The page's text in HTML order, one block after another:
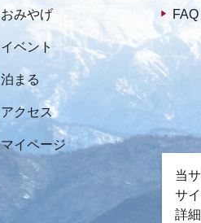
おみやげ
イベント
泊まる
アクセス
マイページ
FAQ
当
サ
詳